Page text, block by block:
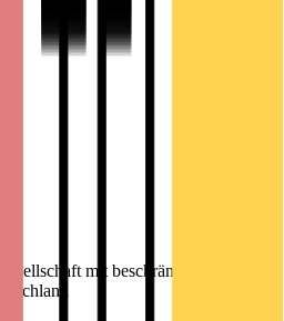
mit beschränkter Haftung,